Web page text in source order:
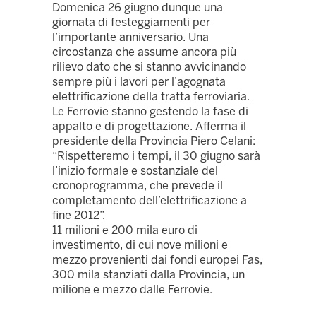
Domenica 26 giugno dunque una
giornata di festeggiamenti per
l’importante anniversario. Una
circostanza che assume ancora più
rilievo dato che si stanno avvicinando
sempre più i lavori per l’agognata
elettrificazione della tratta ferroviaria.
Le Ferrovie stanno gestendo la fase di
appalto e di progettazione. Afferma il
presidente della Provincia Piero Celani:
“Rispetteremo i tempi, il 30 giugno sarà
l’inizio formale e sostanziale del
cronoprogramma, che prevede il
completamento dell’elettrificazione a
fine 2012”.
11 milioni e 200 mila euro di
investimento, di cui nove milioni e
mezzo provenienti dai fondi europei Fas,
300 mila stanziati dalla Provincia, un
milione e mezzo dalle Ferrovie.